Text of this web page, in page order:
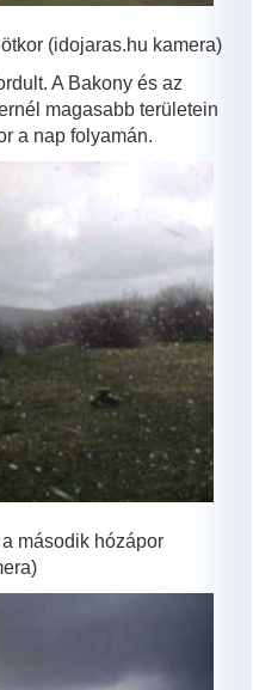
(idojaras.hu kamera)
A Bakony és az
magasabb területein
a nap folyamán.
második hózápor